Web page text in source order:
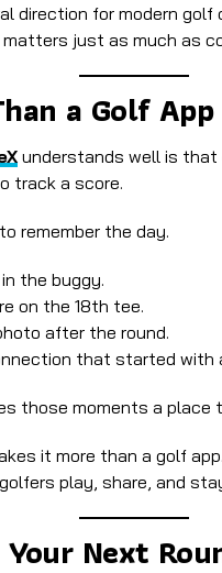
direction for modern golf
just as much as
a Golf App
understands well is that
track a score.
remember the day.
the buggy.
on the 18th tee.
after the round.
that started with
those moments a place
it more than a golf
play, share, and
Next